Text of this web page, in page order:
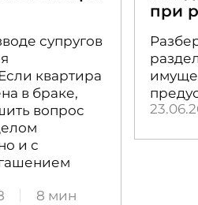
супругов
квартира
в браке,
вопрос
и с
8 мин
при